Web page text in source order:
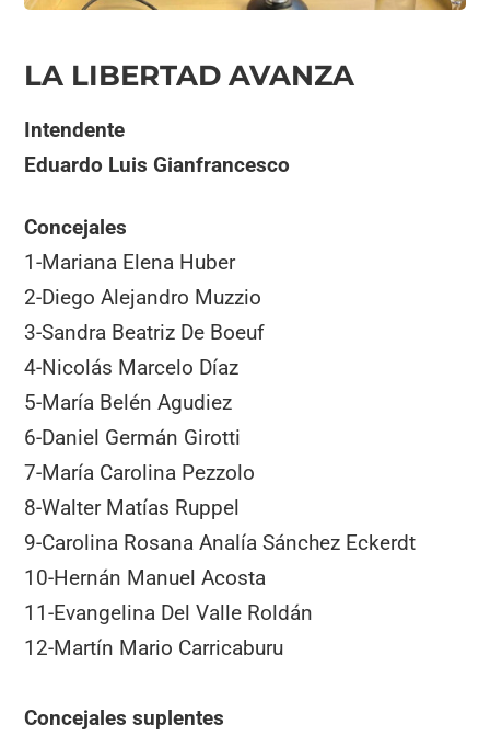
LA LIBERTAD AVANZA
Intendente
Eduardo Luis Gianfrancesco
Concejales
1-Mariana Elena Huber
2-Diego Alejandro Muzzio
3-Sandra Beatriz De Boeuf
4-Nicolás Marcelo Díaz
5-María Belén Agudiez
6-Daniel Germán Girotti
7-María Carolina Pezzolo
8-Walter Matías Ruppel
9-Carolina Rosana Analía Sánchez Eckerdt
10-Hernán Manuel Acosta
11-Evangelina Del Valle Roldán
12-Martín Mario Carricaburu
Concejales suplentes